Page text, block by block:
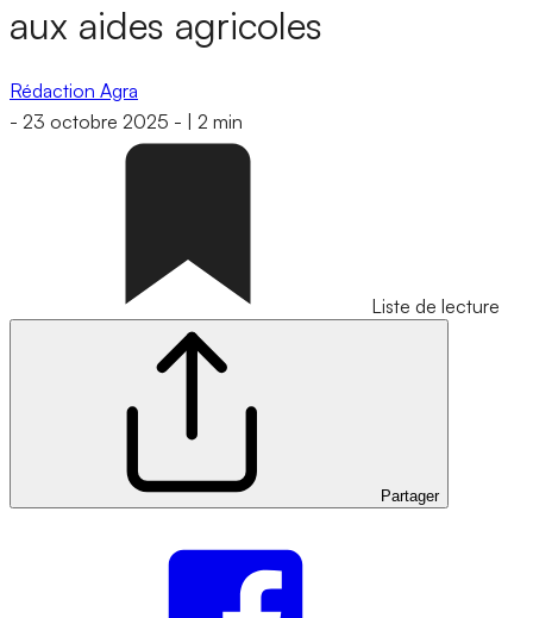
aux aides agricoles
Rédaction Agra
- 23 octobre 2025 - 2 min
Liste de lecture
Partager